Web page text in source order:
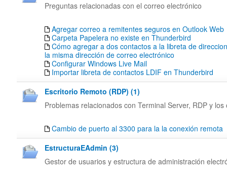
Preguntas relacionadas con el correo electrónico
Agregar correo a remitentes seguros en Outlook Web
Carpeta Papelera no existe en Thunderbird
Cómo agregar a dos contactos a la libreta de
la misma dirección de correo electrónico
Configurar Windows Live Mail
Importar libreta de contactos LDIF en Thunderbird
Escritorio Remoto (RDP) (1)
Problemas relacionados con Terminal Server, RDP y los
Cambio de puerto al 3300 para la la conexión remota
EstructuraEAdmin (3)
Gestor de usuarios y estructura de administración